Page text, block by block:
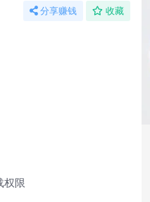
分享赚钱 收藏
权限